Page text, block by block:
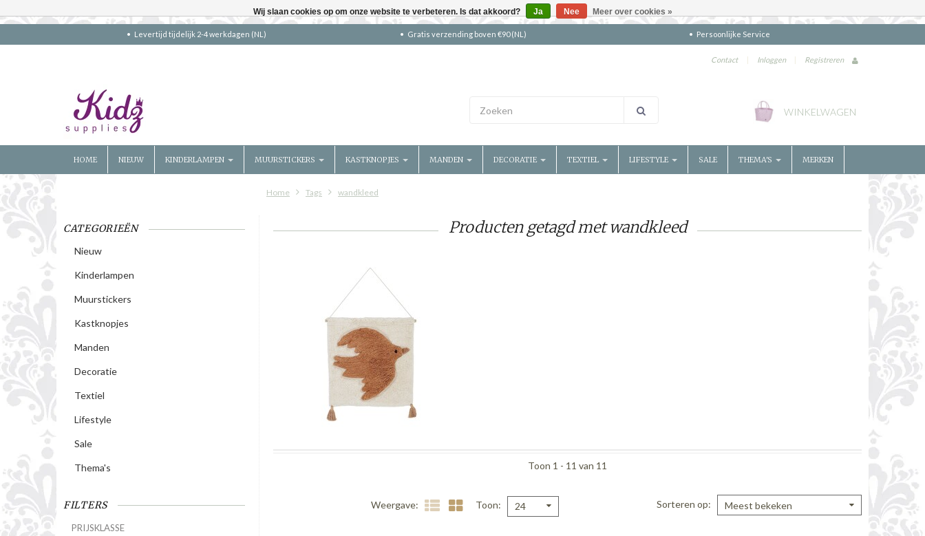
Levertijd tijdelijk 2-4 werkdagen (NL) Gratis verzending boven €90 (NL) Persoonlijke Service
Contact | Inloggen | Registreren
WINKELWAGEN
HOME NIEUW KINDERLAMPEN MUURSTICKERS KASTKNOPJES MANDEN DECORATIE TEXTIEL LIFESTYLE SALE THEMA'S MERKEN
Home Tags wandkleed
CATEGORIEËN
Nieuw
Kinderlampen
Muurstickers
Kastknopjes
Manden
Decoratie
Textiel
Lifestyle
Sale
Thema's
FILTERS
PRIJSKLASSE
Producten getagd met wandkleed
Toon 1 - 11 van 11
Weergave Toon 24 Sorteren op Meest bekeken
Wij slaan cookies op om onze website te verbeteren. Is dat akkoord? Ja Nee Meer over cookies »